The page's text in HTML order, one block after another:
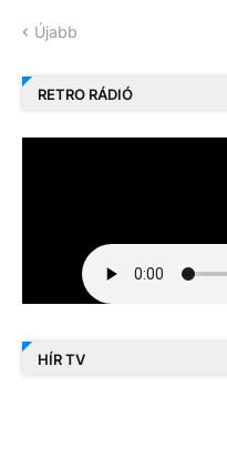
Újabb
RETRO RÁDIÓ
HÍR TV